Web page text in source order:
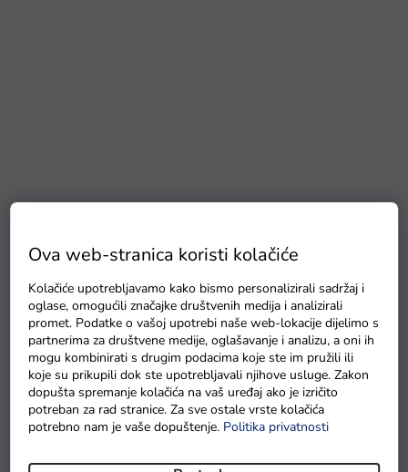
Ova web-stranica koristi kolačiće
Kolačiće upotrebljavamo kako bismo personalizirali sadržaj i
oglase, omogućili značajke društvenih medija i analizirali
promet. Podatke o vašoj upotrebi naše web-lokacije dijelimo s
partnerima za društvene medije, oglašavanje i analizu, a oni ih
mogu kombinirati s drugim podacima koje ste im pružili ili
koje su prikupili dok ste upotrebljavali njihove usluge. Zakon
dopušta spremanje kolačića na vaš uređaj ako je izričito
potreban za rad stranice. Za sve ostale vrste kolačića
potrebno nam je vaše dopuštenje. Politika privatnosti